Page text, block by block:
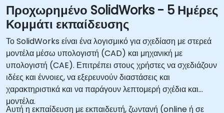
Προχωρημένο SolidWorks - 5 Ημέρες
Κομμάτι εκπαίδευσης
Το SolidWorks είναι ένα λογισμικό για σχεδίαση με στερεά
μοντέλα μέσω υπολογιστή (CAD) και μηχανική με
υπολογιστή (CAE). Επιτρέπει στους χρήστες να σχεδιάζουν
ιδέες και έννοιες, να εξερευνούν διαστάσεις και
χαρακτηριστικά και να παράγουν λεπτομερή σχέδια και
μοντέλα.
Αυτή η εκπαίδευση με εκπαιδευτή, ζωντανή (online ή σε